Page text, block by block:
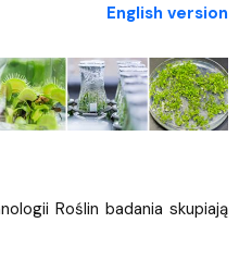
English version
Roślin badania skupiają